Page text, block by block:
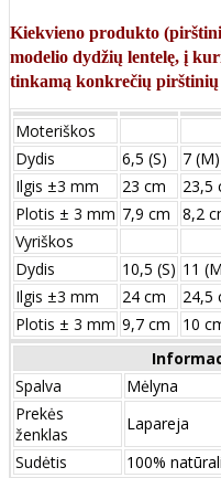
Kiekvieno produkto
modelio dydžių lentelę, į
tinkamą konkrečių
Moteriškos
Dydis
6,5 (S) 7 (M)
Ilgis ±3 mm
23 cm 23,5
Plotis ± 3 mm 7,9 cm 8,2
Vyriškos
Dydis
10,5 (S) 11
Ilgis ±3 mm
24 сm 24,5
Plotis ± 3 mm 9,7 сm 10
Spalva
Mėlyna
Prekės
ženklas
Lapareja
Sudėtis
100%